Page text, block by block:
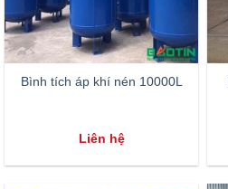
Bình tích áp khí nén 10000L
Liên hệ